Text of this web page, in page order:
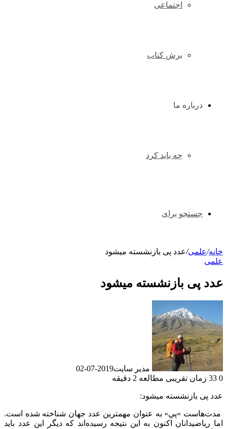
اجتماعی
برش کتاب
درباره ما
چه باید کرد
جستجو برای
خانه/علمی/عدد پی بازنشسته میشود
علمی
عدد پی بازنشسته میشود
مدیر سایت2019-07-02
0
زمان تقریبی مطالعه 2 دقیقه
عدد پی بازنشسته میشود:
مدت‌هاست «پي» به عنوان مهمترين عدد جهان شناخته شده است.
اما رياضيدانان اكنون به اين نتيجه رسيده‌اند كه ديگر این عدد بايد